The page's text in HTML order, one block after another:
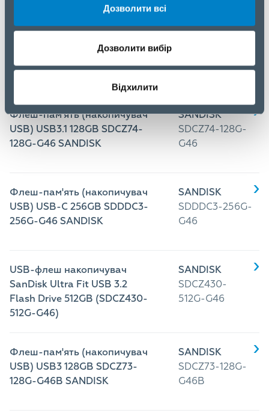
Дозволити всі
Дозволити вибір
Відхилити
USB) USB-C 64GB SDDDC3-
064G-G46 SANDISK
064G-G46
Флеш-пам'ять (накопичувач
USB) USB3.1 128GB SDCZ74-
128G-G46 SANDISK
SANDISK
SDCZ74-128G-
G46
Флеш-пам'ять (накопичувач
USB) USB-C 256GB SDDDC3-
256G-G46 SANDISK
SANDISK
SDDDC3-256G-
G46
USB-флеш накопичувач
SanDisk Ultra Fit USB 3.2
Flash Drive 512GB (SDCZ430-
512G-G46)
SANDISK
SDCZ430-
512G-G46
Флеш-пам'ять (накопичувач
USB) USB3 128GB SDCZ73-
128G-G46B SANDISK
SANDISK
SDCZ73-128G-
G46B